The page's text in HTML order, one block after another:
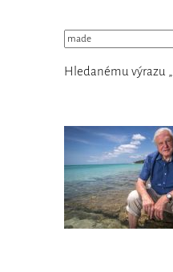
Hledanému výrazu „